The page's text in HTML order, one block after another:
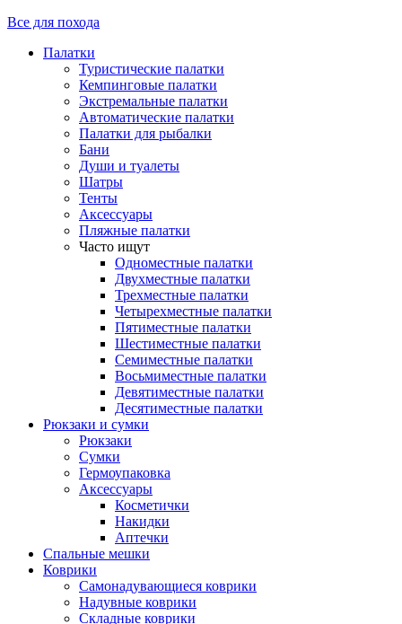
Все для похода
Палатки
Туристические палатки
Кемпинговые палатки
Экстремальные палатки
Автоматические палатки
Палатки для рыбалки
Бани
Души и туалеты
Шатры
Тенты
Аксессуары
Пляжные палатки
Часто ищут
Одноместные палатки
Двухместные палатки
Трехместные палатки
Четырехместные палатки
Пятиместные палатки
Шестиместные палатки
Семиместные палатки
Восьмиместные палатки
Девятиместные палатки
Десятиместные палатки
Рюкзаки и сумки
Рюкзаки
Сумки
Гермоупаковка
Аксессуары
Косметички
Накидки
Аптечки
Спальные мешки
Коврики
Самонадувающиеся коврики
Надувные коврики
Складные коврики